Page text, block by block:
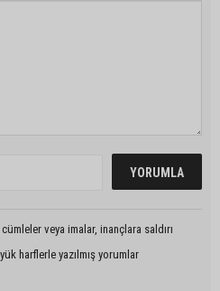
veya imalar, inançlara saldırı
harflerle yazılmış yorumlar